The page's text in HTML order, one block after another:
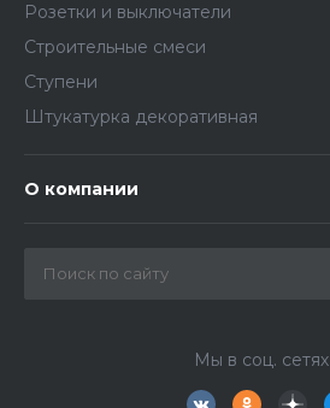
Розетки и выключатели
Строительные смеси
Ступени
Штукатурка декоративная
О компании
Мы в соц. сетях